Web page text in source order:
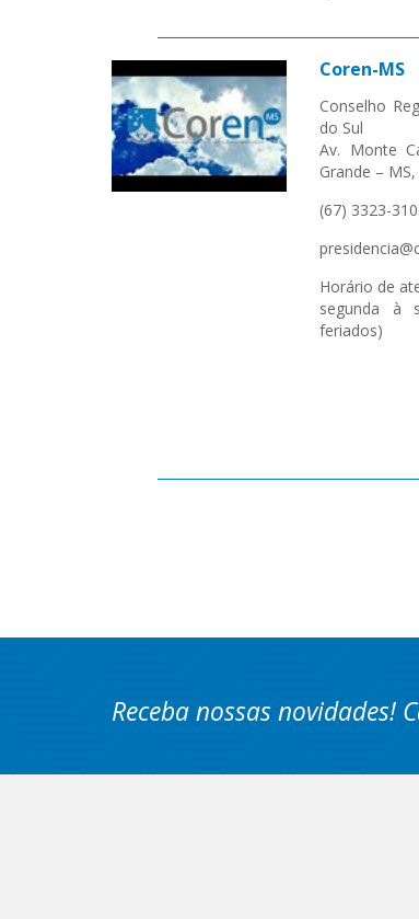
Coren-MS
Conselho
do Sul
Av. Monte
Grande –
(67) 3323-
Horário de
segunda à
feriados)
Receba nossas novidades!